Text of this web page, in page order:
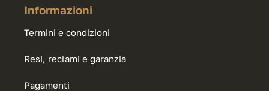
Informazioni
Termini e condizioni
Resi, reclami e garanzia
Pagamenti